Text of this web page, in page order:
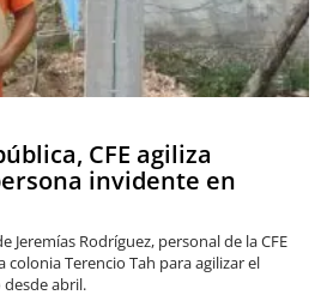
CFE agiliza
invidente en
Jeremías Rodríguez, personal de la CFE
colonia Terencio Tah para agilizar el
abril.